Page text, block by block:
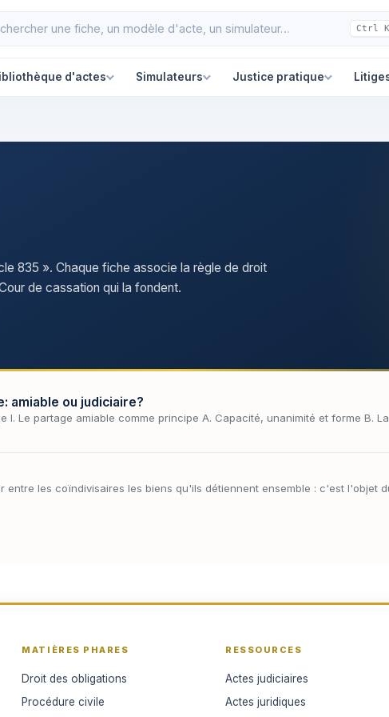
Ctrl K
d'actes Simulateurs Justice pratique
835 ». Chaque fiche associe la règle de droit
de cassation qui la fondent.
amiable ou judiciaire?
I. Le partage amiable comme principe A. Capacité, unanimité et forme B.
entre les coïndivisaires les biens qu'ils détiennent ensemble : c'est l'objet
MATIÈRES PHARES
Droit des obligations
Procédure civile
RESSOURCES
Actes judiciaires
Actes juridiques